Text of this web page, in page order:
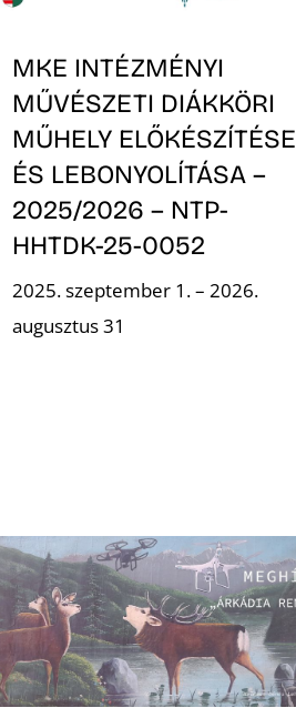
MKE INTÉZMÉNYI
MŰVÉSZETI DIÁKKÖRI
MŰHELY ELŐKÉSZÍTÉSE
ÉS LEBONYOLÍTÁSA –
2025/2026 – NTP-
HHTDK-25-0052
2025. szeptember 1. – 2026.
augusztus 31